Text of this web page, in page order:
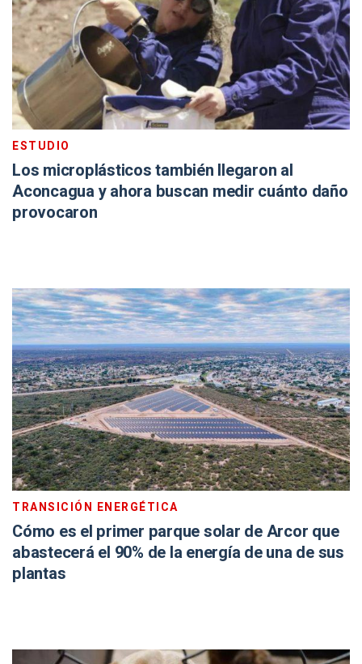
ESTUDIO
Los microplásticos también llegaron al
Aconcagua y ahora buscan medir cuánto daño
provocaron
TRANSICIÓN ENERGÉTICA
Cómo es el primer parque solar de Arcor que
abastecerá el 90% de la energía de una de sus
plantas